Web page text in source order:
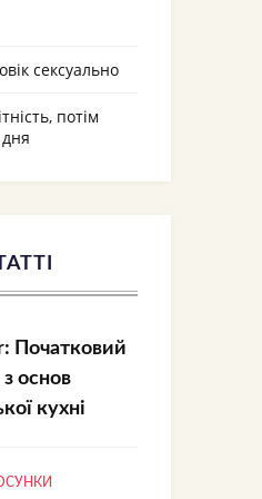
сексуально
потім
Початковий
основ
кухні